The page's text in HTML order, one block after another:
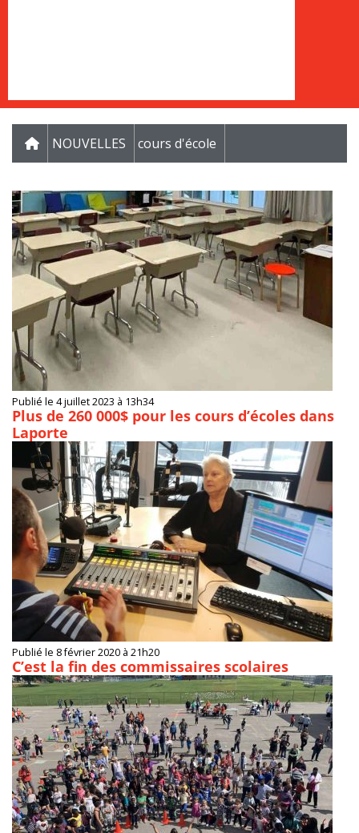
NOUVELLES cours d'école
Publié le 4 juillet 2023 à 13h34
Plus de 260 000$ pour les cours d’écoles dans
Laporte
Publié le 8 février 2020 à 21h20
C’est la fin des commissaires scolaires